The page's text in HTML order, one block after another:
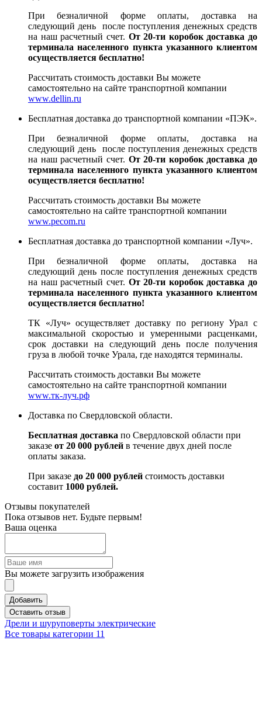
При безналичной форме оплаты, доставка на
следующий день после поступления денежных средств
на наш расчетный счет. От 20-ти коробок доставка до
терминала населенного пункта указанного клиентом
осуществляется бесплатно!
Рассчитать стоимость доставки Вы можете
самостоятельно на сайте транспортной компании
www.dellin.ru
Бесплатная доставка до транспортной компании «ПЭК».
При безналичной форме оплаты, доставка на
следующий день после поступления денежных средств
на наш расчетный счет. От 20-ти коробок доставка до
терминала населенного пункта указанного клиентом
осуществляется бесплатно!
Рассчитать стоимость доставки Вы можете
самостоятельно на сайте транспортной компании
www.pecom.ru
Бесплатная доставка до транспортной компании «Луч».
При безналичной форме оплаты, доставка на
следующий день после поступления денежных средств
на наш расчетный счет. От 20-ти коробок доставка до
терминала населенного пункта указанного клиентом
осуществляется бесплатно!
ТК «Луч» осуществляет доставку по региону Урал с
максимальной скоростью и умеренными расценками,
срок доставки на следующий день после получения
груза в любой точке Урала, где находятся терминалы.
Рассчитать стоимость доставки Вы можете
самостоятельно на сайте транспортной компании
www.тк-луч.рф
Доставка по Свердловской области.
Бесплатная доставка по Свердловской области при
заказе от 20 000 рублей в течение двух дней после
оплаты заказа.
При заказе до 20 000 рублей стоимость доставки
составит 1000 рублей.
Отзывы покупателей
Пока отзывов нет. Будьте первым!
Ваша оценка
Вы можете загрузить изображения
Добавить
Оставить отзыв
Дрели и шуруповерты электрические
Все товары категории 11